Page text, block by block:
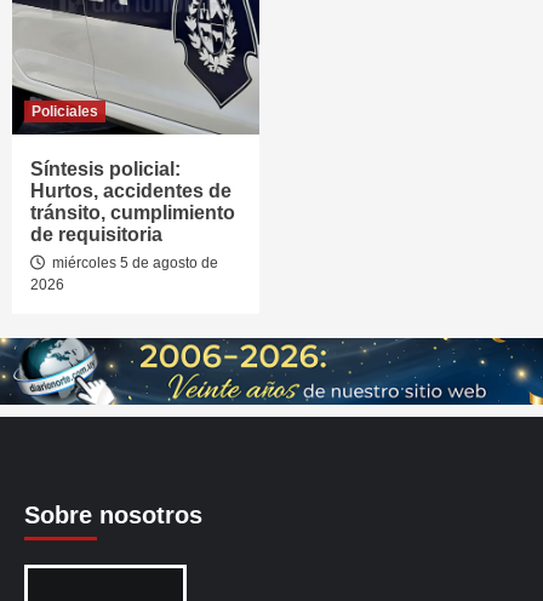
Policiales
Síntesis policial:
Hurtos, accidentes de
tránsito, cumplimiento
de requisitoria
miércoles 5 de agosto de
2026
Sobre nosotros